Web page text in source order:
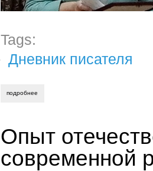
Tags:
Дневник писателя
подробнее
Опыт
современной